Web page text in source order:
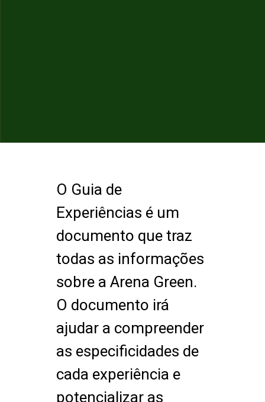
O Guia de
Experiências é um
documento que traz
todas as informações
sobre a Arena Green.
O documento irá
ajudar a compreender
as especificidades de
cada experiência e
potencializar as